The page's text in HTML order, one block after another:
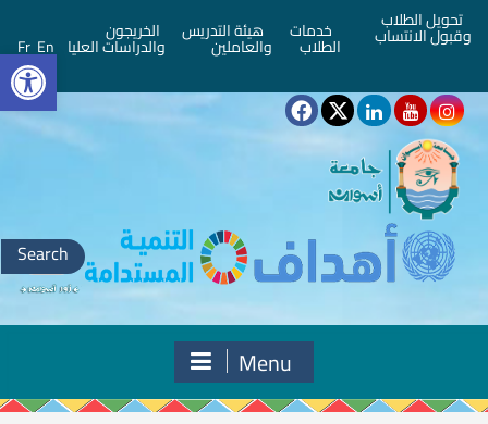
تحويل الطلاب
وقبول الانتساب خدمات
الطلاب
هيئة التدريس
والعاملين
الخريجون
والدراسات العليا En
Fr
Search
for:
Menu